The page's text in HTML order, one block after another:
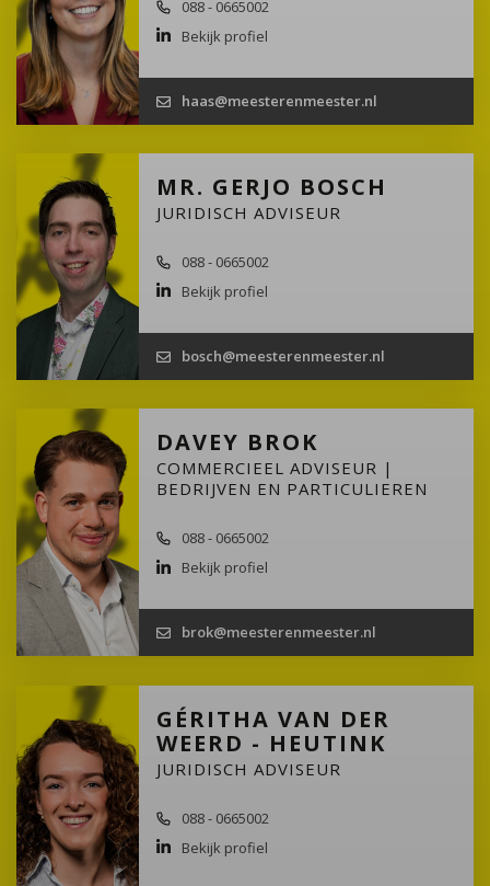
088 - 0665002
Bekijk profiel
haas@meesterenmeester.nl
MR. GERJO BOSCH
JURIDISCH ADVISEUR
088 - 0665002
Bekijk profiel
bosch@meesterenmeester.nl
DAVEY BROK
COMMERCIEEL ADVISEUR |
BEDRIJVEN EN PARTICULIEREN
088 - 0665002
Bekijk profiel
brok@meesterenmeester.nl
GÉRITHA VAN DER
WEERD - HEUTINK
JURIDISCH ADVISEUR
088 - 0665002
Bekijk profiel